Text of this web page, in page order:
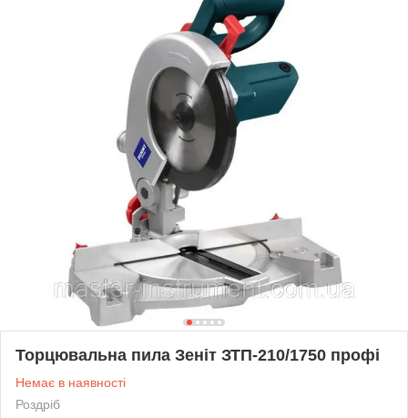
Торцювальна пила Зеніт ЗТП-210/1750 профі
Немає в наявності
Роздріб